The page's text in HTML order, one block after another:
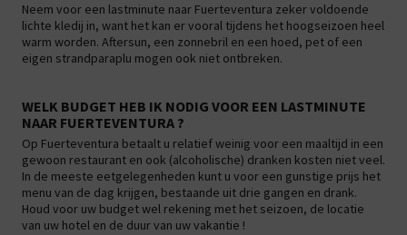
Neem voor een lastminute naar Fuerteventura zeker voldoende
lichte kledij in, want het kan er vooral tijdens het hoogseizoen heel
warm worden. Aftersun, een zonnebril en een hoed, pet of een
eigen strandparaplu mogen ook niet ontbreken.
WELK BUDGET HEB IK NODIG VOOR EEN LASTMINUTE
NAAR FUERTEVENTURA ?
Op Fuerteventura betaalt u relatief weinig voor een maaltijd in een
gewoon restaurant en ook (alcoholische) dranken kosten niet veel.
In de meeste eetgelegenheden kunt u voor een gunstige prijs het
menu van de dag krijgen, bestaande uit drie gangen en drank.
Houd voor uw budget wel rekening met het seizoen, de locatie
van uw hotel en de duur van uw vakantie !